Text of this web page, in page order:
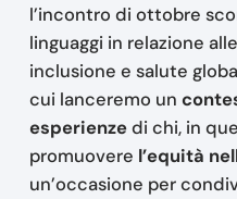
l’incontro di ottobre
linguaggi in relazione
inclusione e salute
cui lanceremo un
esperienzedi chi, in
promuovere l’equità
un’occasione per